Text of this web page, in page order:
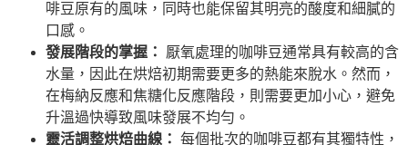
啡豆原有的風味，同時也能保留其明亮的酸度和細膩的
口感。
發展階段的掌握：
厭氧處理的咖啡豆通常具有較高的含
水量，因此在烘焙初期需要更多的熱能來脫水。然而，
在梅納反應和焦糖化反應階段，則需要更加小心，避免
升溫過快導致風味發展不均勻。
靈活調整烘焙曲線： 每個批次的咖啡豆都有其獨特性，